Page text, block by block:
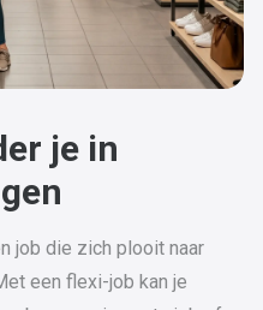
je in
job die zich plooit naar
een flexi-job kan je